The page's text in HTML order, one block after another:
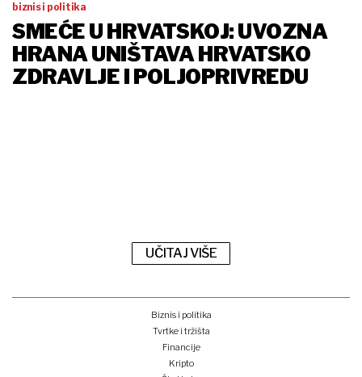
biznis i politika
SMEĆE U HRVATSKOJ: UVOZNA
HRANA UNIŠTAVA HRVATSKO
ZDRAVLJE I POLJOPRIVREDU
UČITAJ VIŠE
Biznis i politika
Tvrtke i tržišta
Financije
Kripto